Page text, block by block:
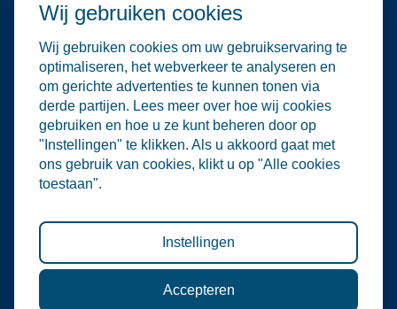
Water Alliance biedt dit platform aan om relevante
evenementen in de water- en
milieutechnologiesector te verzamelen en onder de
aandacht te brengen. Hoewel wij zorgvuldig omgaan
met de selectie en plaatsing van evenementen, zijn
wij niet verantwoordelijk voor de organisatie of
inhoud van externe evenementen.
De informatie op deze website is informatief van
aard. Er kunnen geen rechten worden ontleend aan
de inhoud van deze site, noch aan deelname aan de
geen enkele aansprakelijkheid voor directe of
indirecte schade die voortvloeit uit het gebruik van
deze informatie.
Wij gebruiken cookies
Wij gebruiken cookies om uw gebruikservaring te
optimaliseren, het webverkeer te analyseren en
om gerichte advertenties te kunnen tonen via
derde partijen. Lees meer over hoe wij cookies
gebruiken en hoe u ze kunt beheren door op
"Instellingen" te klikken. Als u akkoord gaat met
ons gebruik van cookies, klikt u op "Alle cookies
toestaan".
Instellingen
Accepteren